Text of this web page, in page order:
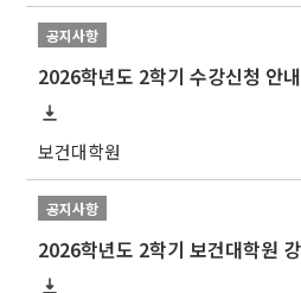
공지사항
2026학년도 2학기 수강신청 안내
보건대학원
공지사항